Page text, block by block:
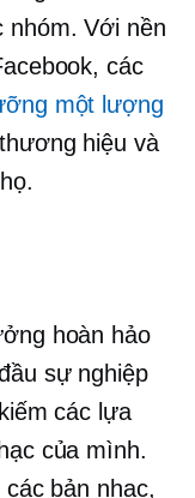
nhóm. Với nền
các
một lượng
hiệu và
hoàn hảo
sự nghiệp
các lựa
của mình.
bản nhạc,